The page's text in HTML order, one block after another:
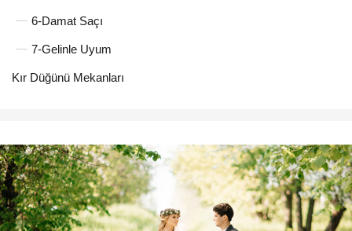
6-Damat Saçı
7-Gelinle Uyum
Kır Düğünü Mekanları